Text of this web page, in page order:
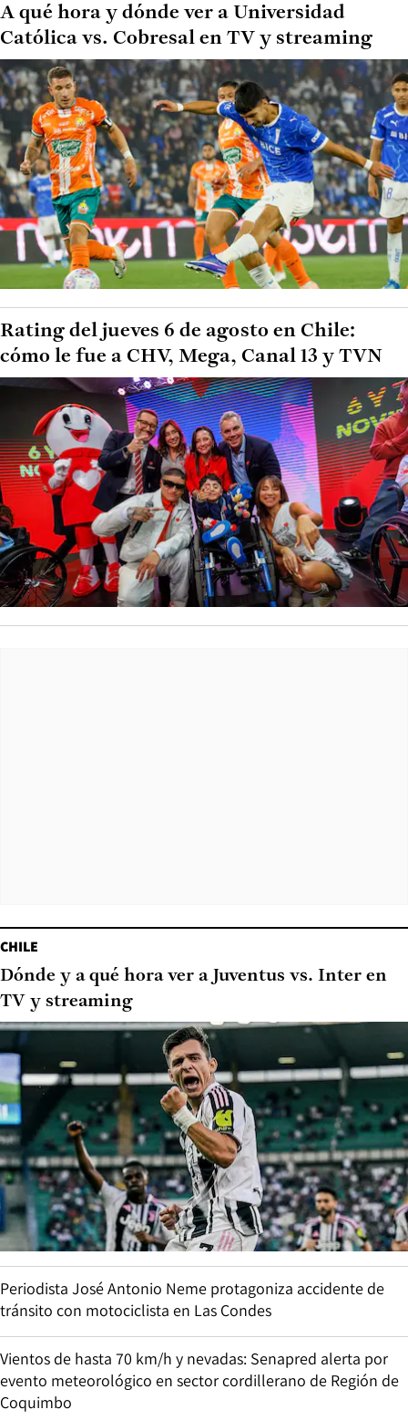
A qué hora y dónde ver a Universidad
Católica vs. Cobresal en TV y streaming
Rating del jueves 6 de agosto en Chile:
cómo le fue a CHV, Mega, Canal 13 y TVN
CHILE
Dónde y a qué hora ver a Juventus vs. Inter en
TV y streaming
Periodista José Antonio Neme protagoniza accidente de
tránsito con motociclista en Las Condes
Vientos de hasta 70 km/h y nevadas: Senapred alerta por
evento meteorológico en sector cordillerano de Región de
Coquimbo